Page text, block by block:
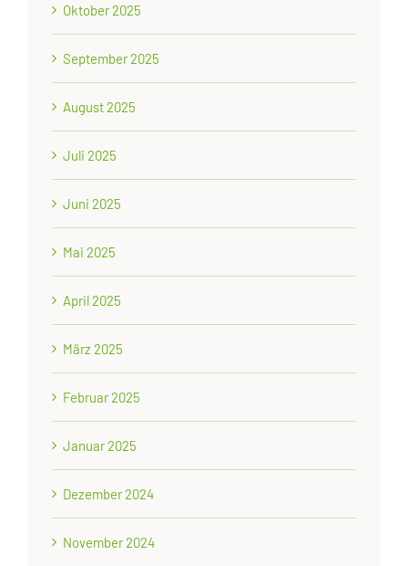
Oktober 2025
September 2025
August 2025
Juli 2025
Juni 2025
Mai 2025
April 2025
März 2025
Februar 2025
Januar 2025
Dezember 2024
November 2024